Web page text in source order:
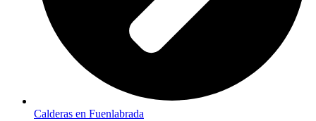
Calderas en Fuenlabrada